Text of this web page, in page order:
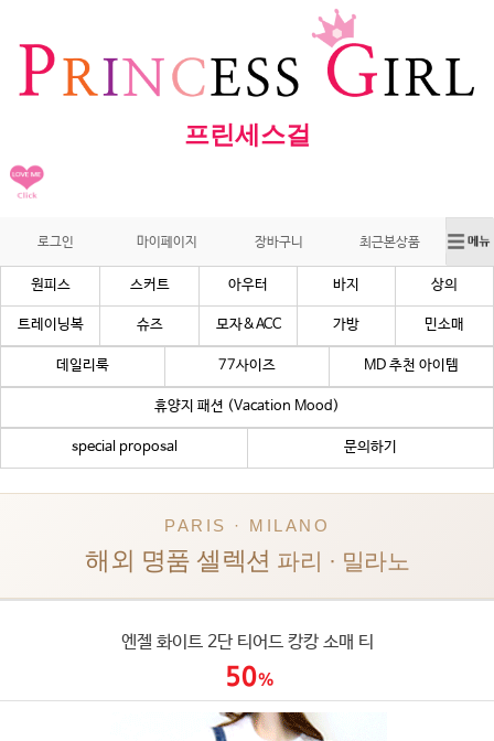
프린세스걸
로그인 마이페이지 장바구니 최근본상품
원피스 스커트 아우터 바지 상의
트레이닝복 슈즈 모자&ACC 가방 민소매
데일리룩 77사이즈 MD 추천 아이템
휴양지 패션 (Vacation Mood)
special proposal 문의하기
PARIS · MILANO
해외 명품 셀렉션 파리 · 밀라노
엔젤 화이트 2단 티어드 캉캉 소매 티